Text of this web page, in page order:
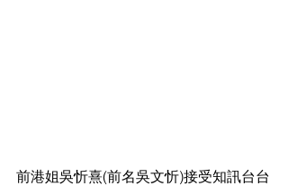
前港姐吳忻熹(前名吳文忻)接受知訊台台